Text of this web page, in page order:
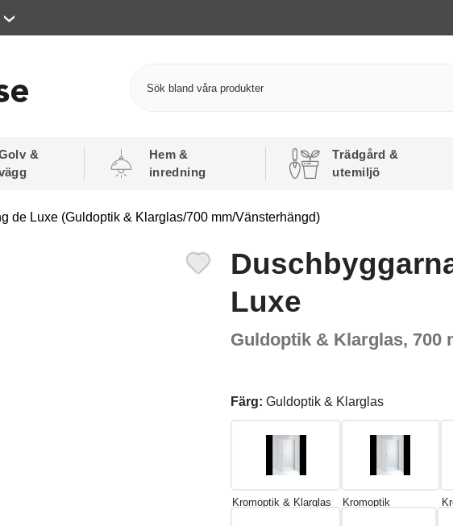
&
Hem &
inredning
Trädgård &
utemiljö
de Luxe (Guldoptik & Klarglas/700 mm/Vänsterhängd)
Luxe
Guldoptik & Klarglas, 700
Färg: Guldoptik & Klarglas
Kromoptik & Klarglas Kromoptik